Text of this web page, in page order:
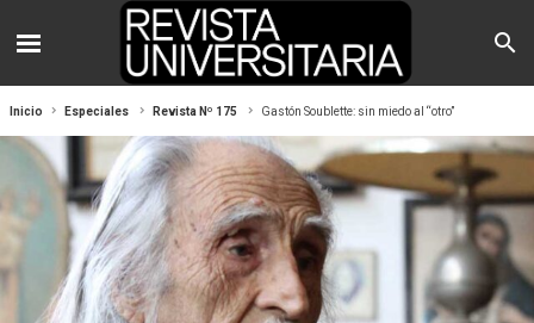
Inicio Especiales Revista Nº 175 Gastón Soublette: sin miedo al “otro”